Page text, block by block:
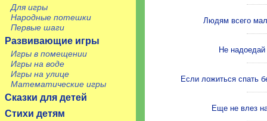
Для игры
Народные потешки
Первые шаги
Развивающие игры
Игры в помещении
Игры на воде
Игры на улице
Математические игры
Сказки для детей
Стихи детям
Людям всего
Не надоедай
Если ложиться спать
Еще не влез